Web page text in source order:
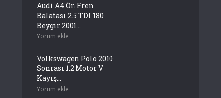
Audi A4 Ön Fren
Balatası 2.5 TDI 180
Beygir 2001...
Yorum ekle
Volkswagen Polo 2010
Sonrası 1.2 Motor V
Kayış...
Yorum ekle